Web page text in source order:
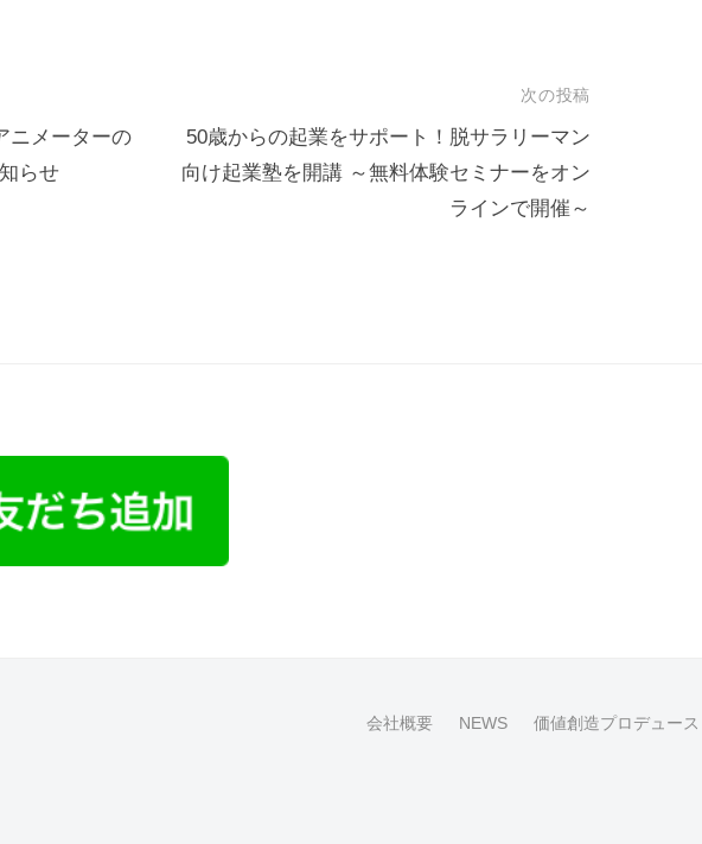
ニメーターの
らせ
次の投稿
50歳からの起業をサポート！脱サラリーマン
向け起業塾を開講 ～無料体験セミナーをオン
ラインで開催～
会社概要 NEWS 価値創造プロデュース